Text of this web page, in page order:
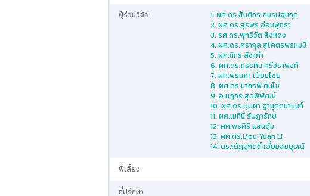
ผู้ร่วมวิจัย
1. ผศ.ดร.สันติกร ภมรปฐมกุล
2. ผศ.ดร.สุรพร อ่อนพุทธา
3. รศ.ดร.พุทธิวัต สิงห์ดง
4. ผศ.ดร.ศรากุล สุโคตรพรหมมี
5. ผศ.นิกร ลีชาคำ
6. ผศ.ดร.ทรรศิน ศรีวราพงศ์
7. ผศ.พรนภา เปี่ยมไชย
8. ผศ.ดร.นาถรพี ตันโช
9. อ.นฎกร สุดพิพัฒน์
10. ผศ.ดร.บุบผา ฐานุตตมานนท์
11. ผศ.เมทินี รัษฎารักษ์
12. ผศ.พรศิริ แสนตุ้ม
13. ผศ.ดร.Liou Yuan Li
14. ดร.ณัฏฐกิตติ์ เอี่ยมสมบูรณ์
พี่เลี้ยง
ที่ปรึกษา